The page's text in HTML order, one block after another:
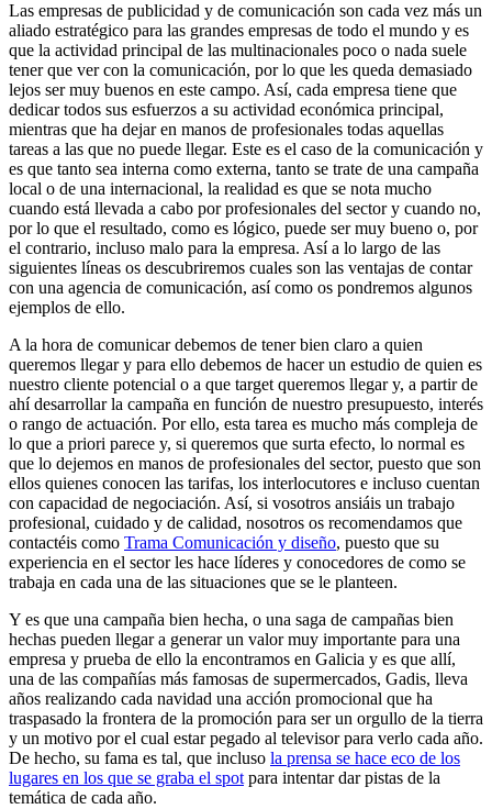
Las empresas de publicidad y de comunicación son cada vez más un
aliado estratégico para las grandes empresas de todo el mundo y es
que la actividad principal de las multinacionales poco o nada suele
tener que ver con la comunicación, por lo que les queda demasiado
lejos ser muy buenos en este campo. Así, cada empresa tiene que
dedicar todos sus esfuerzos a su actividad económica principal,
mientras que ha dejar en manos de profesionales todas aquellas
tareas a las que no puede llegar. Este es el caso de la comunicación y
es que tanto sea interna como externa, tanto se trate de una campaña
local o de una internacional, la realidad es que se nota mucho
cuando está llevada a cabo por profesionales del sector y cuando no,
por lo que el resultado, como es lógico, puede ser muy bueno o, por
el contrario, incluso malo para la empresa. Así a lo largo de las
siguientes líneas os descubriremos cuales son las ventajas de contar
con una agencia de comunicación, así como os pondremos algunos
ejemplos de ello.
A la hora de comunicar debemos de tener bien claro a quien
queremos llegar y para ello debemos de hacer un estudio de quien es
nuestro cliente potencial o a que target queremos llegar y, a partir de
ahí desarrollar la campaña en función de nuestro presupuesto, interés
o rango de actuación. Por ello, esta tarea es mucho más compleja de
lo que a priori parece y, si queremos que surta efecto, lo normal es
que lo dejemos en manos de profesionales del sector, puesto que son
ellos quienes conocen las tarifas, los interlocutores e incluso cuentan
con capacidad de negociación. Así, si vosotros ansiáis un trabajo
profesional, cuidado y de calidad, nosotros os recomendamos que
contactéis como Trama Comunicación y diseño, puesto que su
experiencia en el sector les hace líderes y conocedores de como se
trabaja en cada una de las situaciones que se le planteen.
Y es que una campaña bien hecha, o una saga de campañas bien
hechas pueden llegar a generar un valor muy importante para una
empresa y prueba de ello la encontramos en Galicia y es que allí,
una de las compañías más famosas de supermercados, Gadis, lleva
años realizando cada navidad una acción promocional que ha
traspasado la frontera de la promoción para ser un orgullo de la tierra
y un motivo por el cual estar pegado al televisor para verlo cada año.
De hecho, su fama es tal, que incluso la prensa se hace eco de los
lugares en los que se graba el spotpara intentar dar pistas de la
temática de cada año.